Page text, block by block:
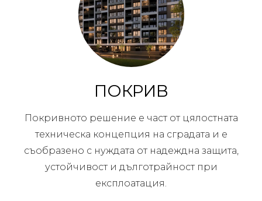
ПОКРИВ
Покривното решение е част от цялостната
техническа концепция на сградата и е
съобразено с нуждата от надеждна защита,
устойчивост и дълготрайност при
експлоатация.